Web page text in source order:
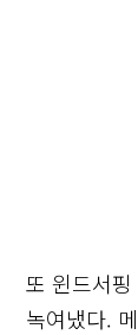
또 윈드서
녹여냈다.